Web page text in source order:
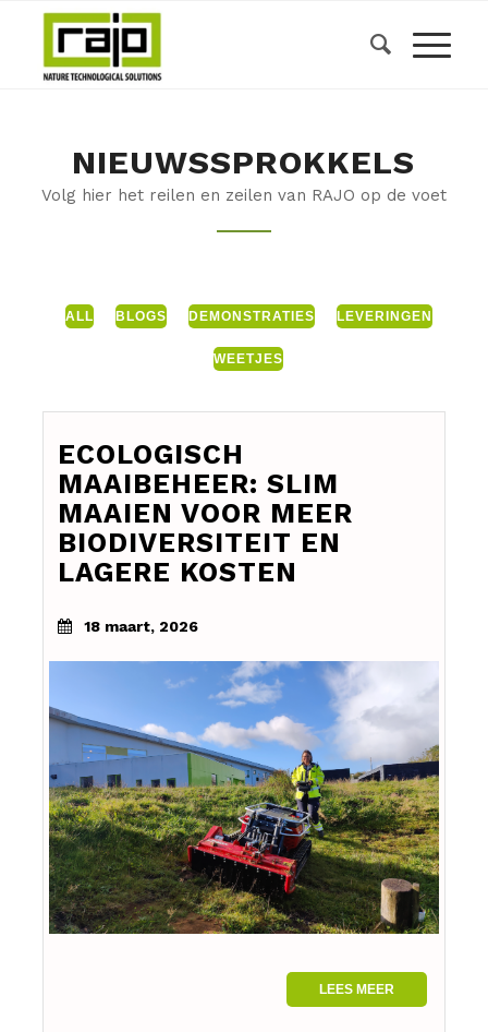
NIEUWSSPROKKELS
Volg hier het reilen en zeilen van RAJO op de voet
ALL BLOGS DEMONSTRATIES LEVERINGEN
WEETJES
ECOLOGISCH
MAAIBEHEER: SLIM
MAAIEN VOOR MEER
BIODIVERSITEIT EN
LAGERE KOSTEN
18 maart, 2026
LEES MEER